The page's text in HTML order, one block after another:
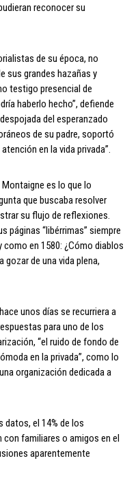
reconocer su
de su época, no
sus grandes hazañas y
testigo presencial de
haberlo hecho”, defiende
del esperanzado
de su padre, soportó
en la vida privada”.
es lo que lo
que buscaba resolver
su flujo de reflexiones.
páginas “libérrimas” siempre
en 1580: ¿Cómo diablos
gozar de una vida plena,
unos días se recurriera a
para uno de los
“el ruido de fondo de
en la privada”, como lo
organización dedicada a
datos, el 14% de los
familiares o amigos en el
aparentemente